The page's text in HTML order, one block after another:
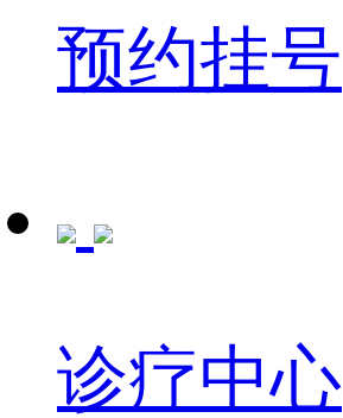
预约挂号
诊疗中心